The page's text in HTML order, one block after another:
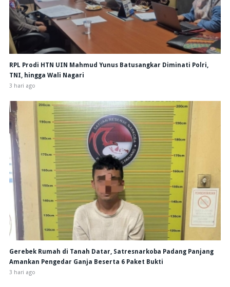
RPL Prodi HTN UIN Mahmud Yunus Batusangkar Diminati Polri,
TNI, hingga Wali Nagari
3 hari ago
Gerebek Rumah di Tanah Datar, Satresnarkoba Padang Panjang
Amankan Pengedar Ganja Beserta 6 Paket Bukti
3 hari ago